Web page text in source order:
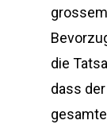
die
dass